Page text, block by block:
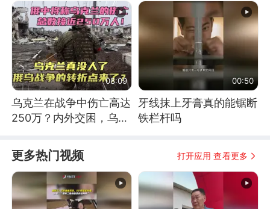
08:09
乌克兰在战争中伤亡高达
250万？内外交困，乌克
00:50
牙线抹上牙膏真的能锯断
铁栏杆吗
更多热门视频 打开应用 查看更多